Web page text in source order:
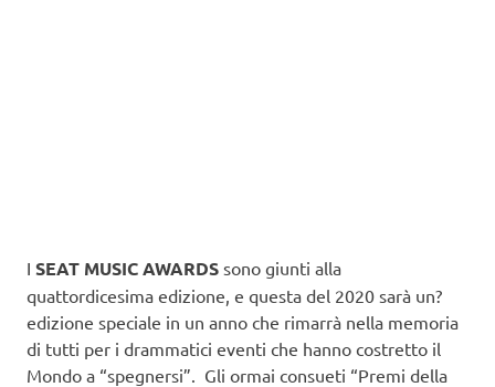
I SEAT MUSIC AWARDS sono giunti alla
quattordicesima edizione, e questa del 2020 sarà un?
edizione speciale in un anno che rimarrà nella memoria
di tutti per i drammatici eventi che hanno costretto il
Mondo a “spegnersi”. Gli ormai consueti “Premi della